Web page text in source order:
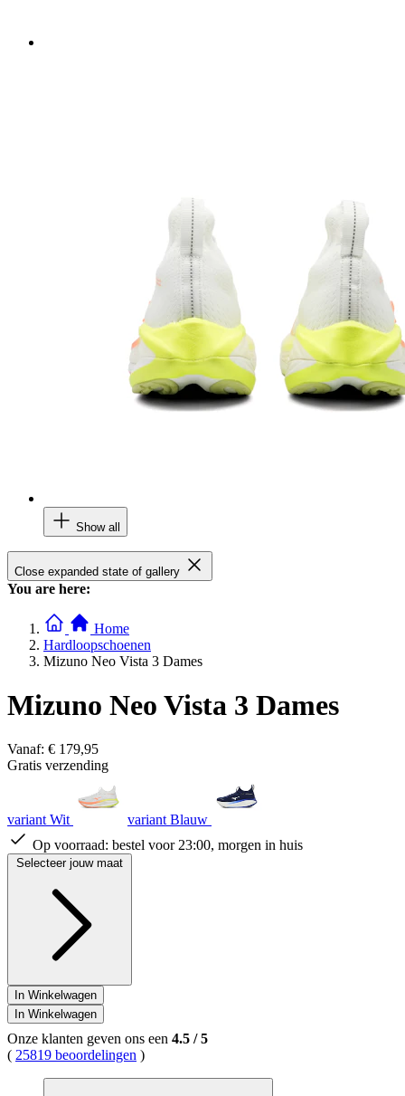
Show all
Close expanded state of gallery
You are here:
Home
Hardloopschoenen
Mizuno Neo Vista 3 Dames
Mizuno Neo Vista 3 Dames
Vanaf: € 179,95
Gratis verzending
variant Wit
variant Blauw
Op voorraad: bestel voor 23:00, morgen in huis
Selecteer jouw maat
In Winkelwagen
In Winkelwagen
Onze klanten geven ons een 4.5 /5
( 25819 beoordelingen )